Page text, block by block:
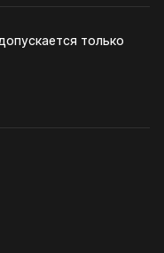
только